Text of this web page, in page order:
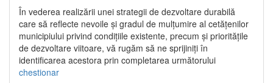
În vederea realizării unei strategii de dezvoltare durabilă
care să reflecte nevoile și gradul de mulțumire al cetățenilor
municipiului privind condițiile existente, precum și prioritățile
de dezvoltare viitoare, vă rugăm să ne sprijiniți în
identificarea acestora prin completarea următorului
chestionar